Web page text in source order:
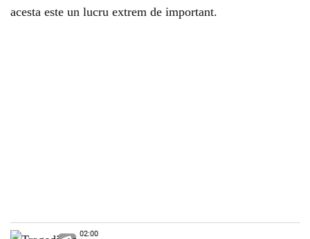
acesta este un lucru extrem de important.
02:00